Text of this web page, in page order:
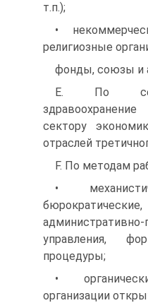
т.п.);
•
религиозные
фонды, союзы и
E. По
сектору
отраслей
F. По методам
•
управления,
процедуры;
•
организации